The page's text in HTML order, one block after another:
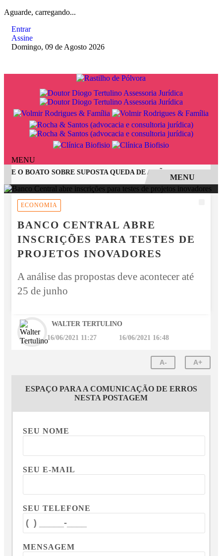
Aguarde, carregando...
Entrar
Assine
Domingo, 09 de Agosto 2026
MENU
O BOATO SOBRE SUPOSTA QUEDA DE AVIÃO COM JOVENS
MENU
ECONOMIA
BANCO CENTRAL ABRE
INSCRIÇÕES PARA TESTES DE
PROJETOS INOVADORES
A análise das propostas deve acontecer até
25 de junho
WALTER TERTULINO
16/06/2021 11:27 16/06/2021 16:48
A- A+
ESPAÇO PARA A COMUNICAÇÃO DE ERROS
NESTA POSTAGEM
SEU NOME
SEU E-MAIL
SEU TELEFONE
MENSAGEM